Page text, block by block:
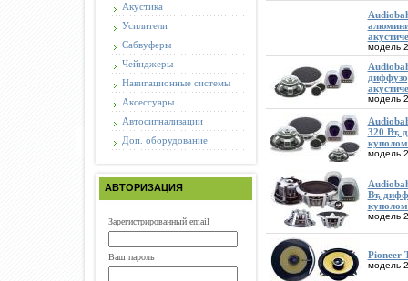
Акустика
Усилители
Сабвуферы
Чейнджеры
Навигационные системы
Аксессуары
Автосигнализации
Доп. оборудование
АВТОРИЗАЦИЯ
Зарегистрированный email
Ваш пароль
модель
модель
320 Вт,
куполом
модель
Вт,
куполом
модель
Pioneer
модель